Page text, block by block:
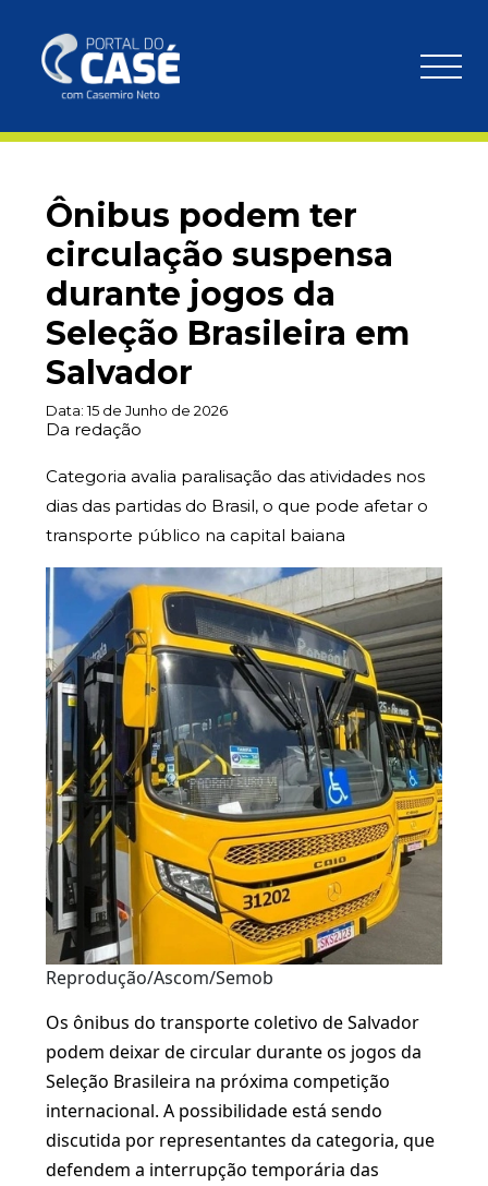
Ônibus podem ter
circulação suspensa
durante jogos da
Seleção Brasileira em
Salvador
Data:15 de Junho de 2026
Da redação
Categoria avalia paralisação das atividades nos
dias das partidas do Brasil, o que pode afetar o
transporte público na capital baiana
Reprodução/Ascom/Semob
Os ônibus do transporte coletivo de Salvador
podem deixar de circular durante os jogos da
Seleção Brasileira na próxima competição
internacional. A possibilidade está sendo
discutida por representantes da categoria, que
defendem a interrupção temporária das